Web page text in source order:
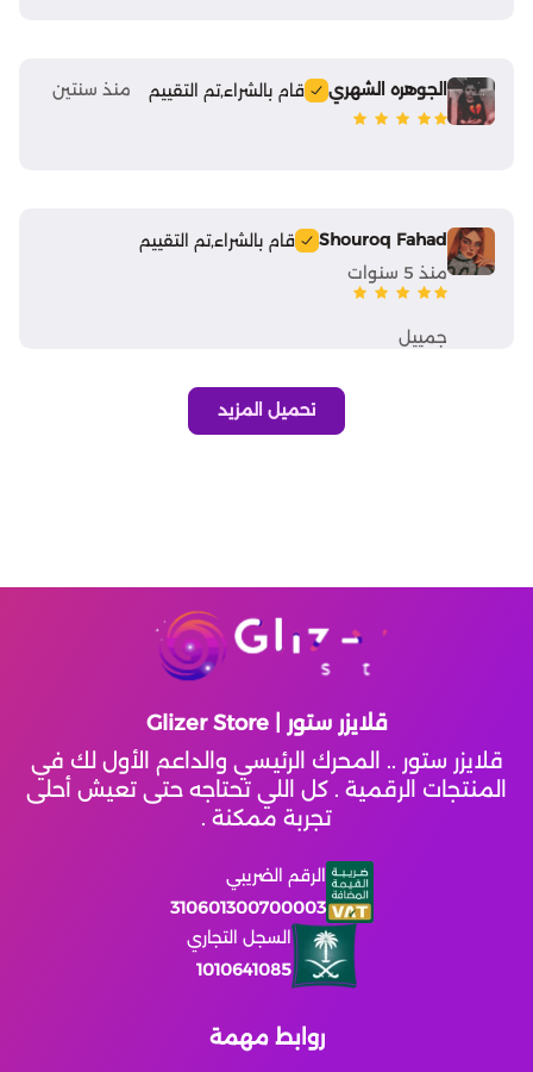
Top Eleven Football Manager
Modern Warships
King Of Avalon
Wuthering Waves
النجاة بالصقيع
زينليس زون زيرو
يلا لودو عن طريق الايدي
الجوهره الشهري قام بالشراء,تم التقييم منذ سنتين
Shouroq Fahad قام بالشراء,تم التقييم
منذ 5 سنوات
جمييل
تحميل المزيد
قلايزر ستور | Glizer Store
قلايزر ستور .. المحرك الرئيسي والداعم الأول لك في
المنتجات الرقمية . كل اللي تحتاجه حتى تعيش أحلى
تجربة ممكنة .
الرقم الضريبي
310601300700003
السجل التجاري
1010641085
روابط مهمة